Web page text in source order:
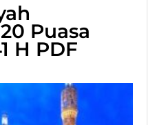
Puasa
H PDF